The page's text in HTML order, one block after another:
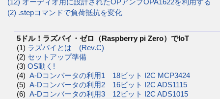
(12) オーディオ用に設計されたOPアンプOPA1622を利用する
(2) .stepコマンドで負荷抵抗を変化
5ドル！ラズパイ・ゼロ（Raspberry pi Zero）でIoT
(1) ラズパイとは (Rev.C)
(2) セットアップ準備
(3) OS動く!
(4) A-Dコンバータの利用1 18ビット I2C MCP3424
(5) A-Dコンバータの利用2 16ビット I2C ADS1115
(6) A-Dコンバータの利用3 12ビット I2C ADS1015